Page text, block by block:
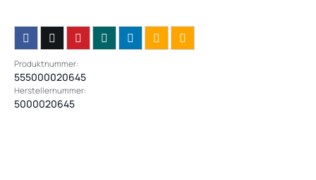
Produktnummer:
555000020645
Herstellernummer:
5000020645